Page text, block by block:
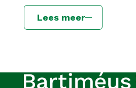
Lees meer
Footer
Over